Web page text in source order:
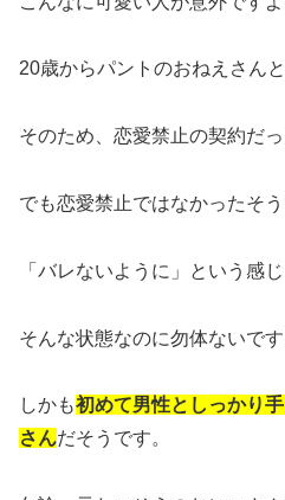
20歳からパントのおねえさん
そのため、恋愛禁止の契約だ
でも恋愛禁止ではなかったそう
「バレないように」という感
そんな状態なのに勿体ないです
しかも初めて男性としっかり
さんだそうです。